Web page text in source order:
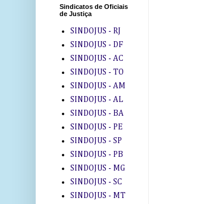
Sindicatos de Oficiais
de Justiça
SINDOJUS - RJ
SINDOJUS - DF
SINDOJUS - AC
SINDOJUS - TO
SINDOJUS - AM
SINDOJUS - AL
SINDOJUS - BA
SINDOJUS - PE
SINDOJUS - SP
SINDOJUS - PB
SINDOJUS - MG
SINDOJUS - SC
SINDOJUS - MT